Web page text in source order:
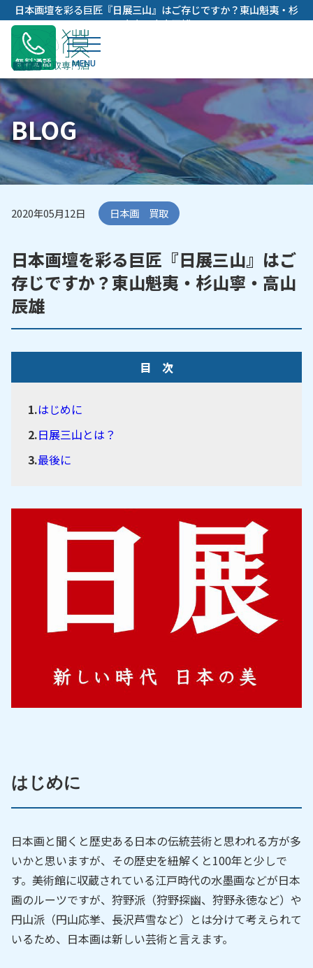
内
容
キ
プ
日本画壇を彩る巨匠『日展三山』はご存じですか？東山魁夷・杉
山寧・高山辰雄
無料通話
BLOG
2020年05月12日 日本画 買取
日本画壇を彩る巨匠『日展三山』はご
存じですか？東山魁夷・杉山寧・高山
辰雄
目 次
はじめに
日展三山とは？
最後に
はじめに
日本画と聞くと歴史ある日本の伝統芸術と思われる方が多
いかと思いますが、その歴史を紐解くと100年と少しで
す。美術館に収蔵されている江戸時代の水墨画などが日本
画のルーツですが、狩野派（狩野探幽、狩野永徳など）や
円山派（円山応挙、長沢芦雪など）とは分けて考えられて
いるため、日本画は新しい芸術と言えます。